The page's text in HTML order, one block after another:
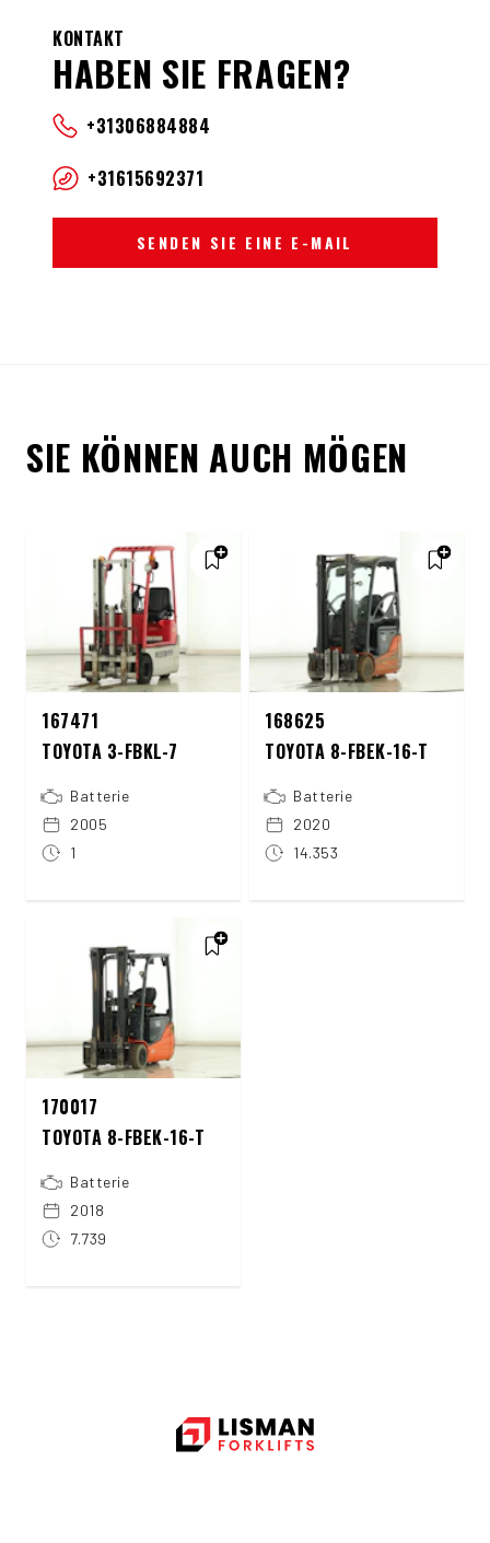
KONTAKT
HABEN SIE FRAGEN?
+31306884884
+31615692371
SENDEN SIE EINE E-MAIL
SIE KÖNNEN AUCH MÖGEN
167471
TOYOTA 3-FBKL-7
Batterie
2005
1
168625
TOYOTA 8-FBEK-16-T
Batterie
2020
14.353
170017
TOYOTA 8-FBEK-16-T
Batterie
2018
7.739